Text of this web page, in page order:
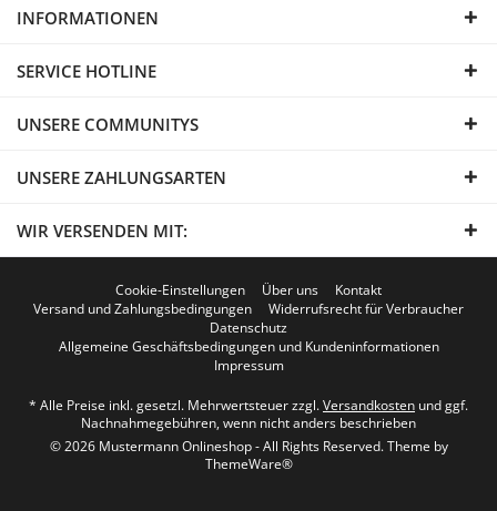
INFORMATIONEN
SERVICE HOTLINE
UNSERE COMMUNITYS
UNSERE ZAHLUNGSARTEN
WIR VERSENDEN MIT:
Cookie-Einstellungen Über uns
Kontakt
Versand und Zahlungsbedingungen
Widerrufsrecht für Verbraucher
Datenschutz
Allgemeine Geschäftsbedingungen und Kundeninformationen
Impressum
* Alle Preise inkl. gesetzl. Mehrwertsteuer zzgl.Versandkosten und ggf.
Nachnahmegebühren, wenn nicht anders beschrieben
© 2026 Mustermann Onlineshop - All Rights Reserved. Theme by
ThemeWare®